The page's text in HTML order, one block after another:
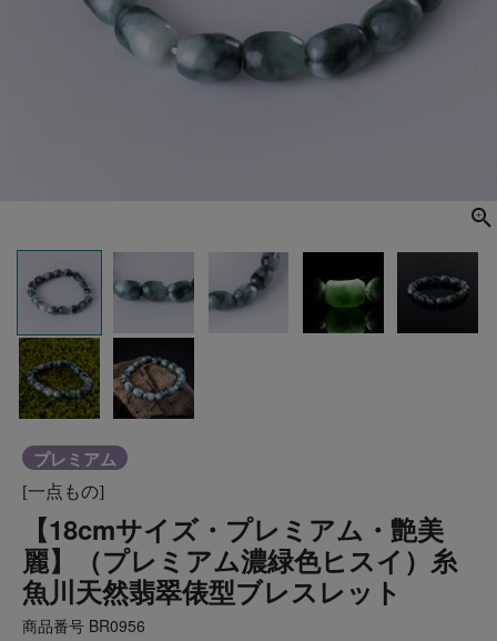
プレミアム
[一点もの]
【18cmサイズ・プレミアム・艶美
麗】（プレミアム濃緑色ヒスイ）糸
魚川天然翡翠俵型ブレスレット
商品番号 BR0956